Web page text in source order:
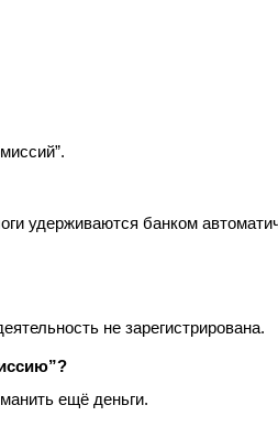
удерживаются банком
не зарегистрирована.
ещё деньги.